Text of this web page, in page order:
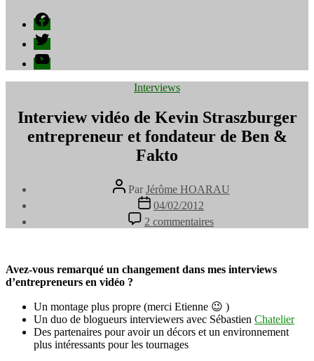
Facebook
Twitter
YouTube
Catégories
Interviews
Interview vidéo de Kevin Straszburger
entrepreneur et fondateur de Ben &
Fakto
Auteur
de
l’article
Par Jérôme HOARAU
Date
de
l’article
04/02/2012
2 commentaires
Interview
Kevin
et
fondateur
de
Avez-vous remarqué un changement dans mes interviews
d’entrepreneurs en vidéo ?
Un montage plus propre (merci Etienne 😉 )
Un duo de blogueurs interviewers avec Sébastien Chatelier
Des partenaires pour avoir un décors et un environnement
plus intéressants pour les tournages